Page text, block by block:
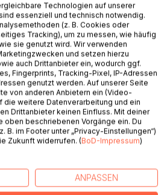
und Buchautor Ralf Neubohn
Tal der Autoren" in heiterer Form
schreiben, dem neuen Literaturpreis
noch den Autorenalltag ausmacht.
über das Autorentum sind für
unterhaltend.
das Buch mit seinen besten
sind mal heiter, mal nachdenklich
Form die verschiedensten
pur!
Technologien auf unserer
essenziell und technisch notwendig.
(z. B. Cookies oder
Tracking), um zu messen, wie häufig
sie genutzt wird. Wir verwenden
und setzen hierzu
auch Drittanbieter ein, wodurch ggf.
Fingerprints, Tracking-Pixel, IP-Adressen
genutzt werden. Auf unserer Seite
von anderen Anbietern ein (Video-
die weitere Datenverarbeitung und ein
Drittanbieter keinen Einfluss. Mit deiner
oben beschriebenen Vorgänge ein. Du
B. im Footer unter „Privacy-Einstellungen“)
Zukunft widerrufen. (BoD-Impressum)
ANPASSEN